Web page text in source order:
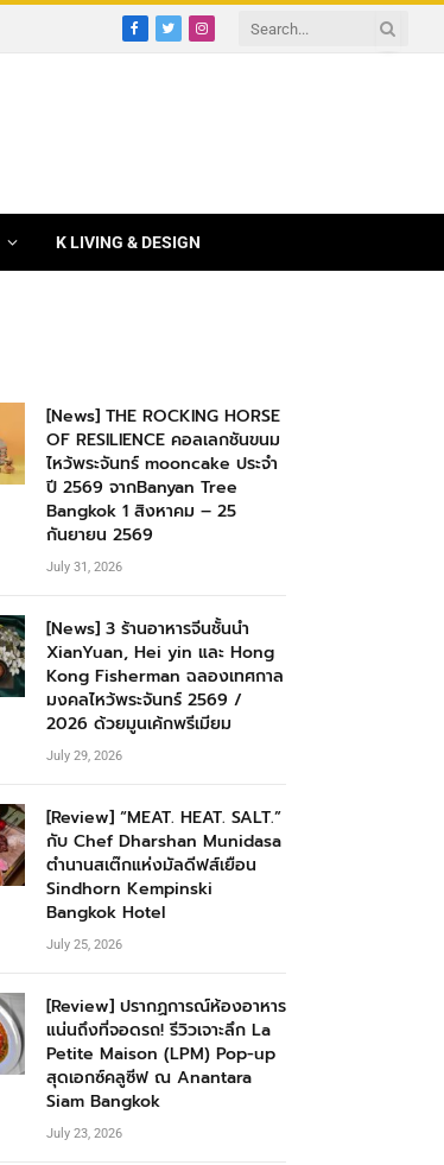
Facebook
TwitterInstagram
K LIVING & DESIGN
[News] THE ROCKING HORSE
OF RESILIENCE คอลเลกชันขนม
ไหว้พระจันทร์ mooncake ประจำ
ปี 2569 จากBanyan Tree
Bangkok 1 สิงหาคม – 25
กันยายน 2569
July 31, 2026
[News] 3 ร้านอาหารจีนชั้นนำ
XianYuan, Hei yin และ Hong
Kong Fisherman ฉลองเทศกาล
มงคลไหว้พระจันทร์ 2569 /
2026 ด้วยมูนเค้กพรีเมียม
July 29, 2026
[Review] “MEAT. HEAT. SALT.”
กับ Chef Dharshan Munidasa
ตำนานสเต๊กแห่งมัลดีฟส์เยือน
Sindhorn Kempinski
Bangkok Hotel
July 25, 2026
[Review] ปรากฏการณ์ห้องอาหาร
แน่นถึงที่จอดรถ! รีวิวเจาะลึก La
Petite Maison (LPM) Pop-up
สุดเอกซ์คลูซีฟ ณ Anantara
Siam Bangkok
July 23, 2026